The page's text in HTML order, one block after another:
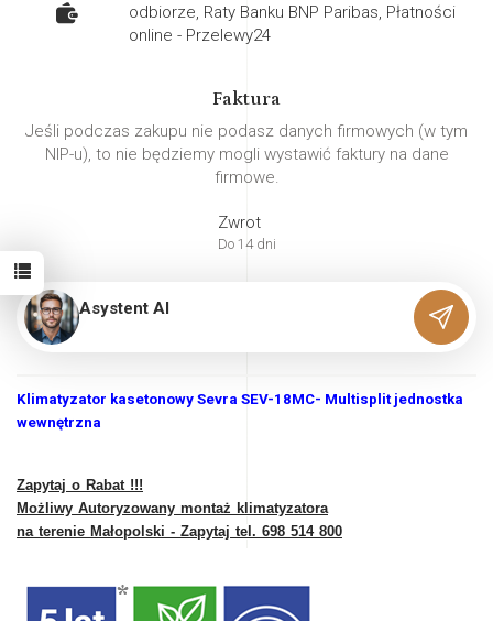
odbiorze, Raty Banku BNP Paribas, Płatności
online - Przelewy24
Faktura
Jeśli podczas zakupu nie podasz danych firmowych (w tym
NIP-u), to nie będziemy mogli wystawić faktury na dane
firmowe.
Zwrot
Do 14 dni
Asystent AI
Klimatyzator kasetonowy Sevra SEV-18MC- Multisplit jednostka
wewnętrzna
Zapytaj o Rabat !!!
Możliwy Autoryzowany montaż klimatyzatora
na terenie Małopolski - Zapytaj tel. 698 514 800